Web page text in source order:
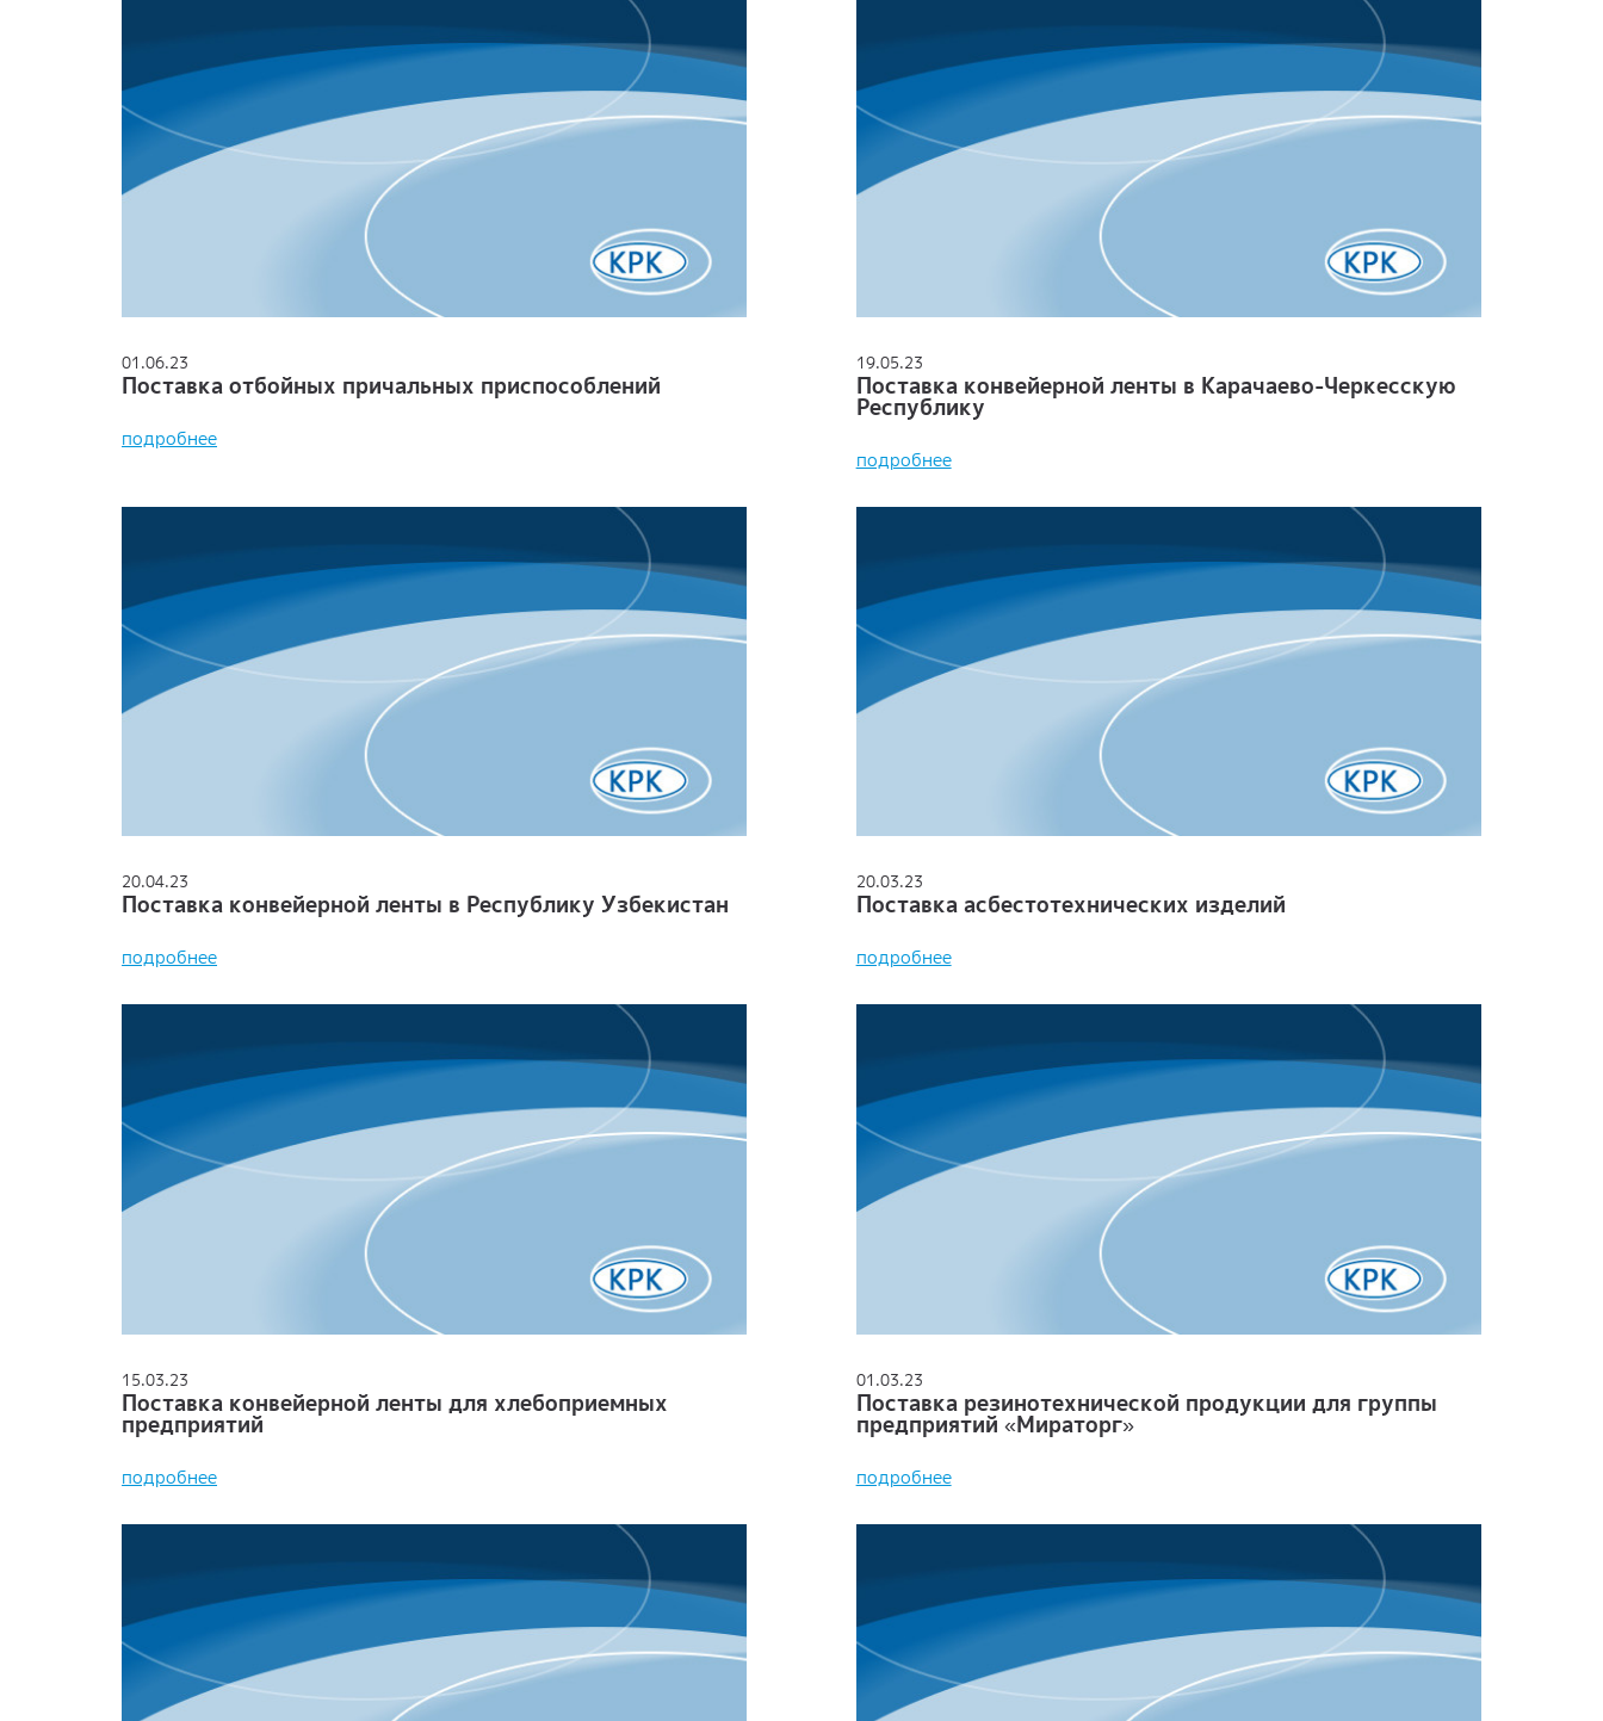
01.06.23
Поставка отбойных причальных приспособлений
подробнее
19.05.23
Поставка конвейерной ленты в Карачаево-Черкесскую
Республику
подробнее
20.04.23
Поставка конвейерной ленты в Республику Узбекистан
подробнее
20.03.23
Поставка асбестотехнических изделий
подробнее
15.03.23
Поставка конвейерной ленты для хлебоприемных
предприятий
подробнее
01.03.23
Поставка резинотехнической продукции для группы
предприятий «Мираторг»
подробнее